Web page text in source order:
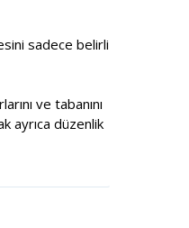
sadece belirli
ve tabanını
ayrıca düzenlik